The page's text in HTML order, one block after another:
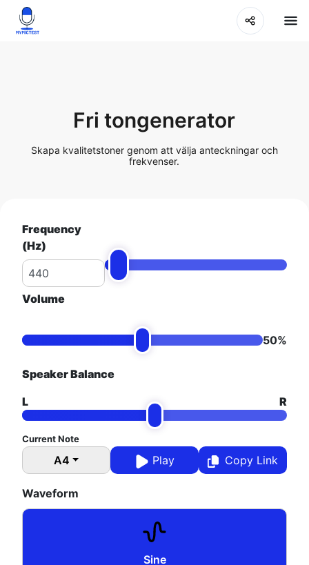
Fri tongenerator
Skapa kvalitetstoner genom att välja anteckningar och
frekvenser.
Frequency
(Hz)
Volume
50%
Speaker Balance
L
R
Current Note
A4 Play Copy Link
Waveform
Sine